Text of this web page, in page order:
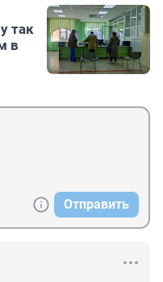
так
в
Отправить